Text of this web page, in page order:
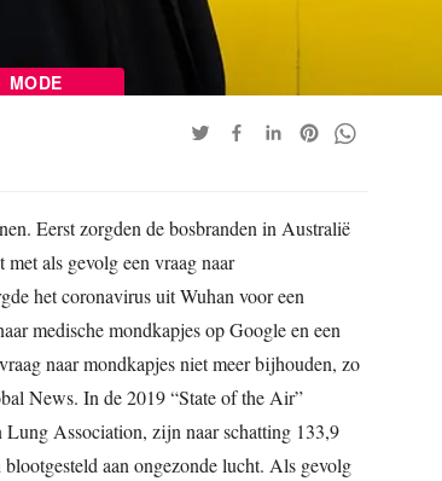
MODE
Eerst zorgden de bosbranden in Australië
als gevolg een vraag naar
het coronavirus uit Wuhan voor een
medische mondkapjes op Google en een
naar mondkapjes niet meer bijhouden, zo
News. In de 2019 “State of the Air”
Association, zijn naar schatting 133,9
aan ongezonde lucht. Als gevolg